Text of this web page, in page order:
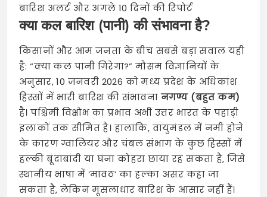
बारिश अलर्ट और अगले 10 दिनों की रिपोर्ट
क्या कल बारिश (पानी) की संभावना है?
किसानों और आम जनता के बीच सबसे बड़ा सवाल यही
है: “क्या कल पानी गिरेगा?” मौसम विज्ञानियों के
अनुसार, 10 जनवरी 2026 को मध्य प्रदेश के अधिकांश
हिस्सों में भारी बारिश की संभावना नगण्य (बहुत कम)
है। पश्चिमी विक्षोभ का प्रभाव अभी उत्तर भारत के पहाड़ी
इलाकों तक सीमित है। हालांकि, वायुमंडल में नमी होने
के कारण ग्वालियर और चंबल संभाग के कुछ हिस्सों में
हल्की बूंदाबांदी या घना कोहरा छाया रह सकता है, जिसे
स्थानीय भाषा में ‘मावठ’ का हल्का असर कहा जा
सकता है, लेकिन मूसलाधार बारिश के आसार नहीं हैं।